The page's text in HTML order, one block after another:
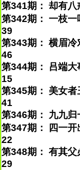
第341期： 却有
第342期： 一枝
39
第343期： 横眉
46
第344期： 吕端
15
第345期： 美女
41
第346期： 九九
第347期： 四一
22
第348期： 有其
29